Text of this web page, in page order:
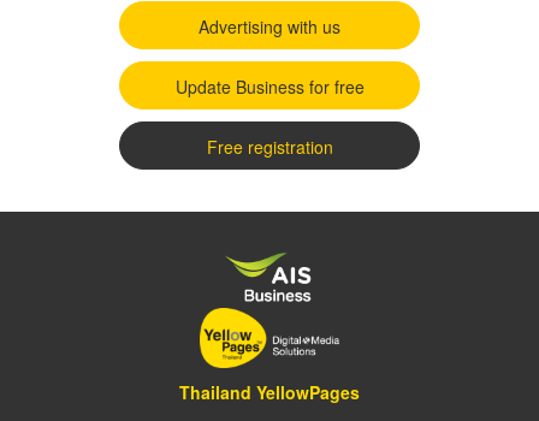
Advertising with us
Update Business for free
Free registration
Thailand YellowPages